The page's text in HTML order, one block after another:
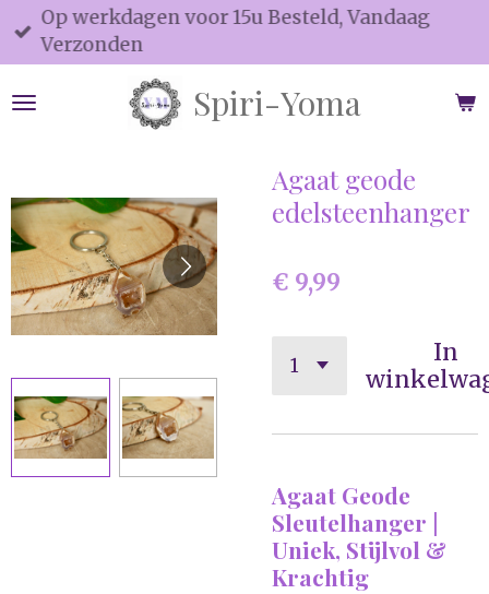
Ga
direct
de
Spiri-Yoma
Op werkdagen voor 15u Besteld, Vandaag
Verzonden
Agaat geode
edelsteenhanger
€ 9,99
In
Agaat Geode
Sleutelhanger |
Uniek, Stijlvol &
Krachtig